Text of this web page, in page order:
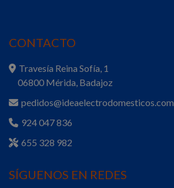
CONTACTO
Travesía Reina Sofía, 1
06800 Mérida, Badajoz
pedidos@ideaelectrodomesticos.com
924 047 836
655 328 982
SÍGUENOS EN REDES